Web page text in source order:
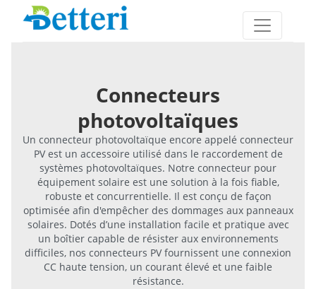
Connecteurs
photovoltaïques
Un connecteur photovoltaïque encore appelé connecteur
PV est un accessoire utilisé dans le raccordement de
systèmes photovoltaïques. Notre connecteur pour
équipement solaire est une solution à la fois fiable,
robuste et concurrentielle. Il est conçu de façon
optimisée afin d'empêcher des dommages aux panneaux
solaires. Dotés d’une installation facile et pratique avec
un boîtier capable de résister aux environnements
difficiles, nos connecteurs PV fournissent une connexion
CC haute tension, un courant élevé et une faible
résistance.